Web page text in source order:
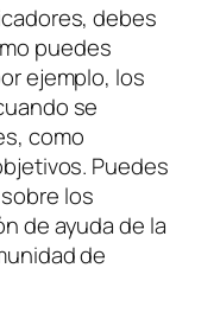
debes
puedes
ejemplo, los
se
como
Puedes
los
de ayuda de la
de